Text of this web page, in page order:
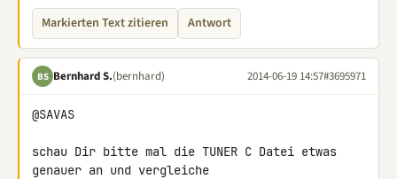
Markierten Text zitieren Antwort
BS Bernhard S.(bernhard) 2014-06-19 14:57#3695971
@SAVAS
schau Dir bitte mal die TUNER C Datei etwas
genauer an und vergleiche